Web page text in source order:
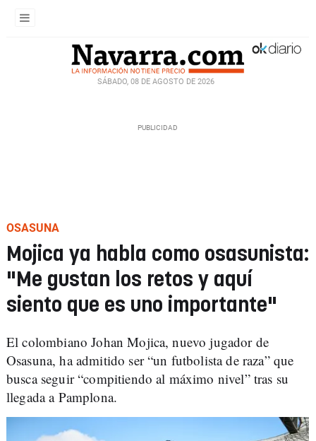
SÁBADO, 08 DE AGOSTO DE 2026
OSASUNA
Mojica ya habla como osasunista:
"Me gustan los retos y aquí
siento que es uno importante"
El colombiano Johan Mojica, nuevo jugador de
Osasuna, ha admitido ser “un futbolista de raza” que
busca seguir “compitiendo al máximo nivel” tras su
llegada a Pamplona.